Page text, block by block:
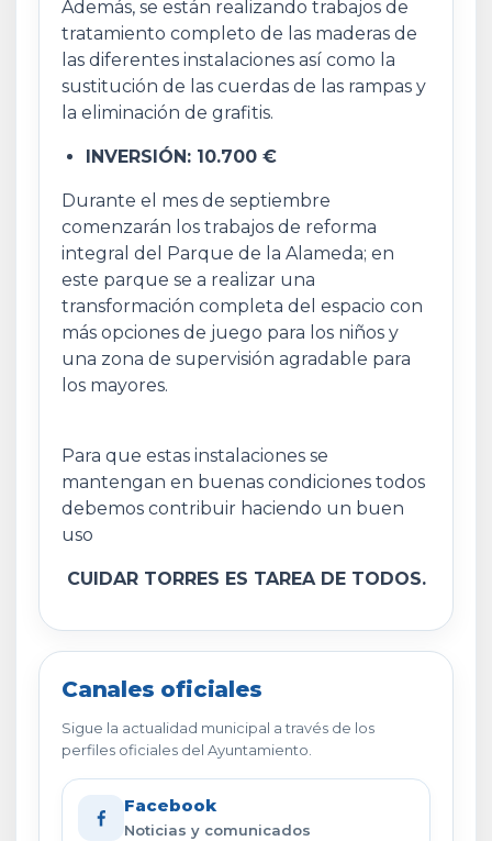
Además, se están realizando trabajos de
tratamiento completo de las maderas de
las diferentes instalaciones así como la
sustitución de las cuerdas de las rampas y
la eliminación de grafitis.
INVERSIÓN: 10.700 €
Durante el mes de septiembre
comenzarán los trabajos de reforma
integral del Parque de la Alameda; en
este parque se a realizar una
transformación completa del espacio con
más opciones de juego para los niños y
una zona de supervisión agradable para
los mayores.
Para que estas instalaciones se
mantengan en buenas condiciones todos
debemos contribuir haciendo un buen
uso
CUIDAR TORRES ES TAREA DE TODOS.
Canales oficiales
Sigue la actualidad municipal a través de los
perfiles oficiales del Ayuntamiento.
Facebook
Noticias y comunicados